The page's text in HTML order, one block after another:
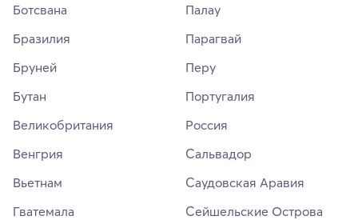
Ботсвана
Бразилия
Бруней
Бутан
Великобритания
Венгрия
Вьетнам
Гватемала
Палау
Парагвай
Перу
Португалия
Россия
Сальвадор
Саудовская Аравия
Сейшельские Острова